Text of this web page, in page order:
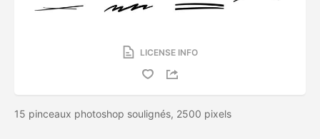
LICENSE INFO
15 pinceaux photoshop soulignés, 2500 pixels